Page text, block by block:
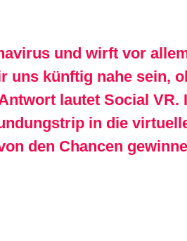
und wirft vor
uns künftig nahe sein,
lautet Social VR.
in die
den Chancen